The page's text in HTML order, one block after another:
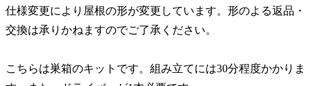
仕様変更により屋根の形が変更しています。形のよる返品・
交換は承りかねますのでご了承ください。
こちらは巣箱のキットです。組み立てには30分程度かかりま